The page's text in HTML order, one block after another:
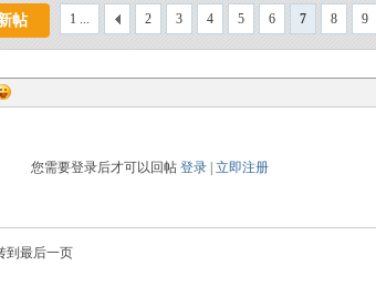
1 ... 2 3 4 5 6 7 8 9
帖
您需要登录后才可以回帖 登录 立即注册
到最后一页